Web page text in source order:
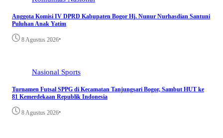
Anggota Komisi IV DPRD Kabupaten Bogor Hj. Nunur Nurhasdian Santuni
Puluhan Anak Yatim
8 Agustus 2026•
Nasional Sports
Turnamen Futsal SPPG di Kecamatan Tanjungsari Bogor, Sambut HUT ke
81 Kemerdekaan Republik Indonesia
8 Agustus 2026•